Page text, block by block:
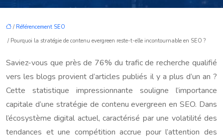
/ Référencement SEO
/ Pourquoi la stratégie de contenu evergreen reste-t-elle incontournable en SEO ?
Saviez-vous que près de 76% du trafic de recherche qualifié
vers les blogs provient d’articles publiés il y a plus d’un an ?
Cette statistique impressionnante souligne l’importance
capitale d’une stratégie de contenu evergreen en SEO. Dans
l’écosystème digital actuel, caractérisé par une volatilité des
tendances et une compétition accrue pour l’attention des